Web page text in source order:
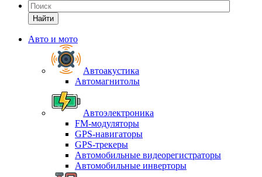
Найти
Авто и мото
Автоакустика
Автомагнитолы
Автоэлектроника
FM-модуляторы
GPS-навигаторы
GPS-трекеры
Автомобильные видеорегистраторы
Автомобильные инверторы